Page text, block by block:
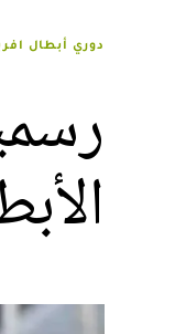
دوري أبطال